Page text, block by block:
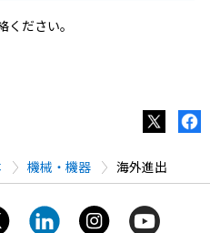
ださい。
機械・機器 海外進出